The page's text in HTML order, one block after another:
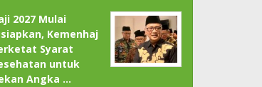
2027 Mulai
Kemenhaj
Syarat
untuk
Angka …